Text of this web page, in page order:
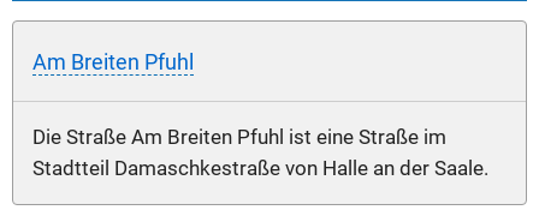
Am Breiten Pfuhl
Die Straße Am Breiten Pfuhl ist eine Straße im
Stadtteil Damaschkestraße von Halle an der Saale.